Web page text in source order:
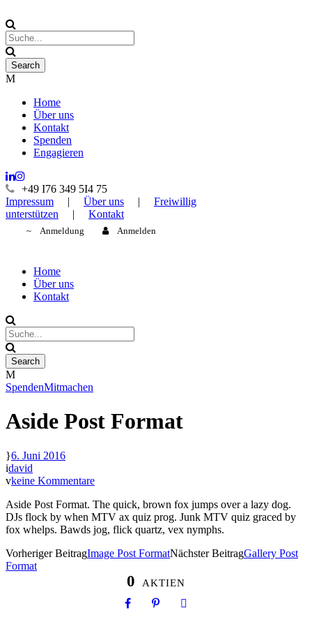
Home
Über uns
Kontakt
Spenden
Engagieren
+49 I76 349 5I4 75
Impressum
| Über uns |
Freiwillig
unterstützen
| Kontakt
Anmeldung Anmelden
Home
Über uns
Kontakt
SpendenMitmachen
Aside Post Format
6. Juni 2016
david
keine Kommentare
Aside Post Format. The quick, brown fox jumps over a lazy dog.
DJs flock by when MTV ax quiz prog. Junk MTV quiz graced by
fox whelps. Bawds jog, flick quartz, vex nymphs.
Vorheriger BeitragImage Post FormatNächster BeitragGallery Post
Format
0 AKTIEN